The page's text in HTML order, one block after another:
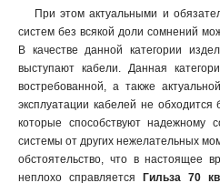
При этом актуальными и
систем без всякой доли сомнений
В качестве данной категории
выступают кабели. Данная
востребованной, а также
эксплуатации кабелей не
которые способствуют надежному
системы от других нежелательных
обстоятельство, что в настоящее
неплохо справляется
Гильза 70